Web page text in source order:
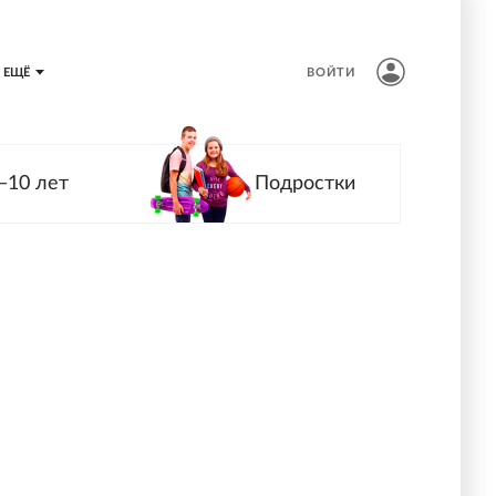
ЕЩЁ ВОЙТИ
лет Подростки